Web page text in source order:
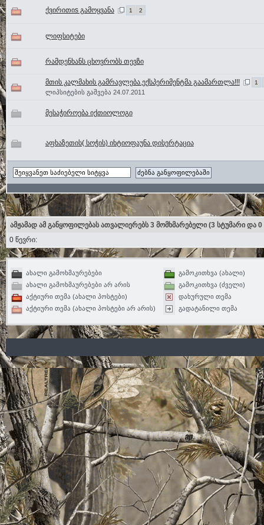
ქვირითიs გამოყვანა 1 2
ლიფსიტები
რამდენხანს ცხოვრობს თევზი
მთის კალმახის გამრავლება.ექსპერიმენტმა გაამართლა!!! 1
ლიპსიტების გაშვება 24.07.2011
მესაჭიროება იქთიოლოგი
აფხაზეთის( სოჭის) იხტიოფაუნა დისერტაცია
ამჟამად ამ განყოფილებას ათვალიერებს 3 მომხმარებელი (3 სტუმარი და 0
0 წევრი:
ახალი გამოხმაურებები
ახალი გამოხმაურებები არ არის
აქტიური თემა (ახალი პოსტები)
აქტიური თემა (ახალი პოსტები არ არის)
გამოკითხვა (ახალი)
გამოკითხვა (ძველი)
დახურული თემა
გადატანილი თემა